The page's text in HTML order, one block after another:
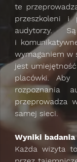
te
przeszkoleni i
audytorzy.
i
wymaganiem w
jest
placówki. Aby
rozpoznania
przeprowadza
samej sieci.
Wyniki
Każda wizyta